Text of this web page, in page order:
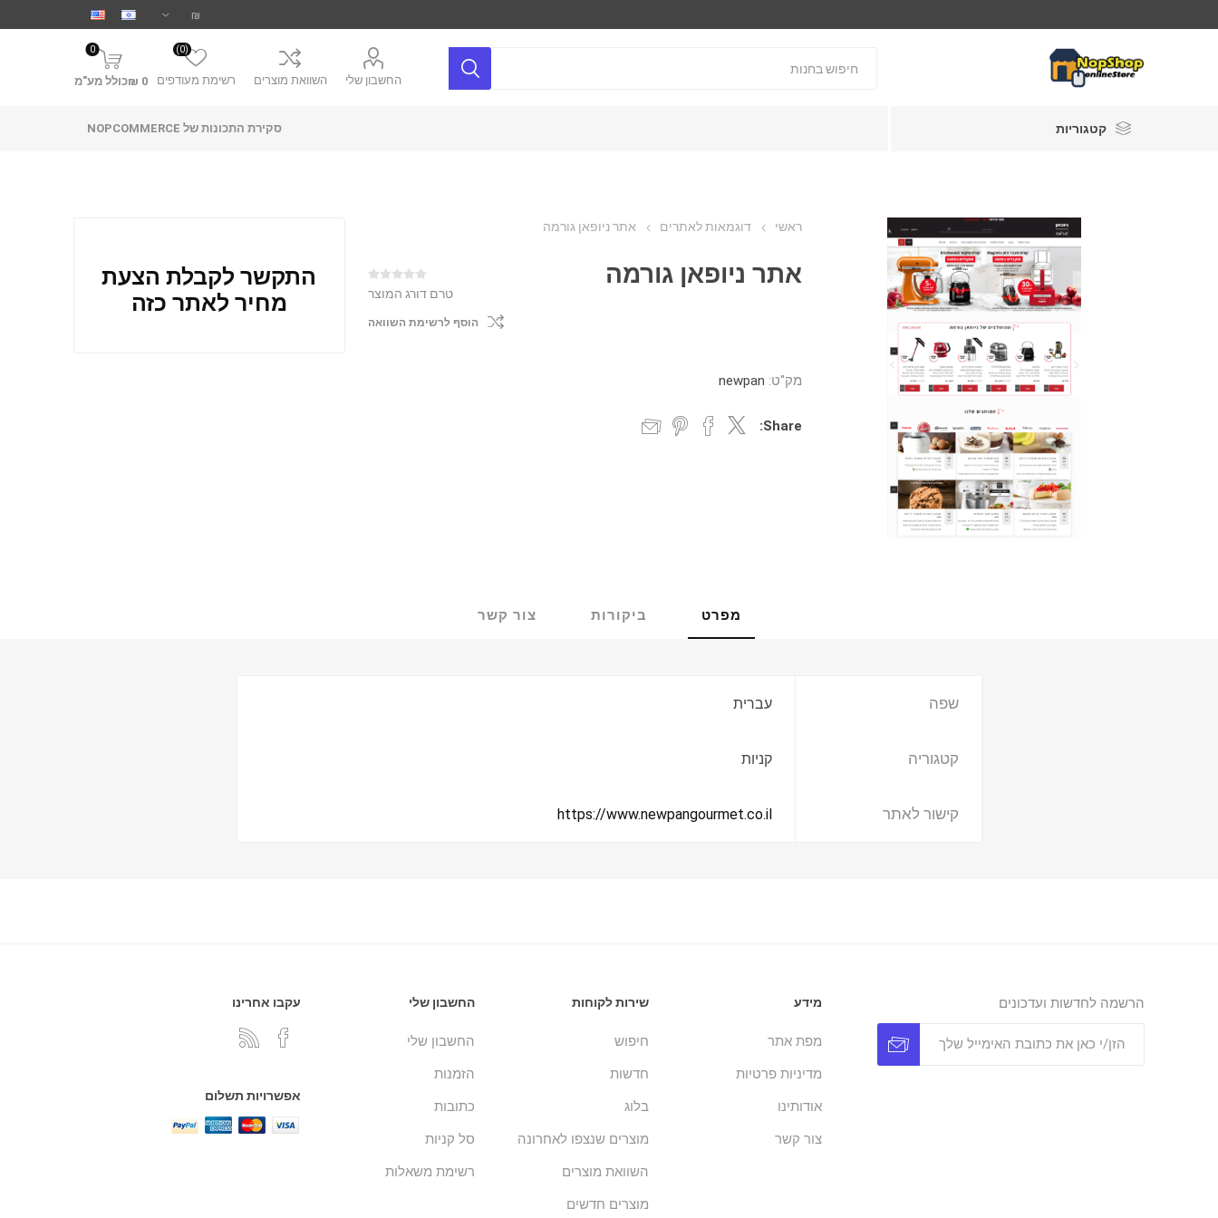
החשבון שלי השוואת מוצרים רשימת מעודפים
(0)
0
0 ₪כולל מע"מ
קטגוריות סקירת התכונות של NOPCOMMERCE
ראשי דוגמאות לאתרים אתר ניופאן גורמה
אתר ניופאן גורמה
טרם דורג המוצר
הוסף לרשימת השוואה
מק"ט: newpan
Share:
התקשר לקבלת הצעת
מחיר לאתר כזה
מפרט ביקורות צור קשר
שפה עברית
קטגוריה קניות
קישור לאתר https://www.newpangourmet.co.il
הרשמה לחדשות ועדכונים מידע
מפת אתר
מדיניות פרטיות
אודותינו
צור קשר
שירות לקוחות
חיפוש
חדשות
בלוג
מוצרים שנצפו לאחרונה
השוואת מוצרים
מוצרים חדשים
החשבון שלי
החשבון שלי
הזמנות
כתובות
סל קניות
רשימת משאלות
עקבו אחרינו
אפשרויות תשלום